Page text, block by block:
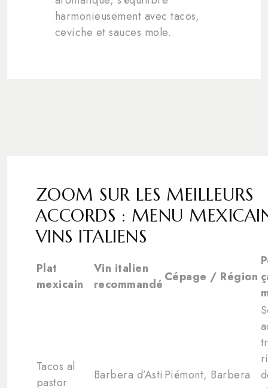
harmonieusement avec tacos,
ceviche et sauces mole.
ZOOM SUR LES MEILLEURS
ACCORDS : MENU
VINS ITALIENS
Plat
mexicain
Vin italien
recommandéCépage / Région
Tacos al
pastor
Barbera d’Asti Piémont, Barbera